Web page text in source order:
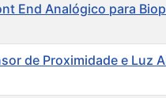
End Analógico para
de Proximidade e Luz